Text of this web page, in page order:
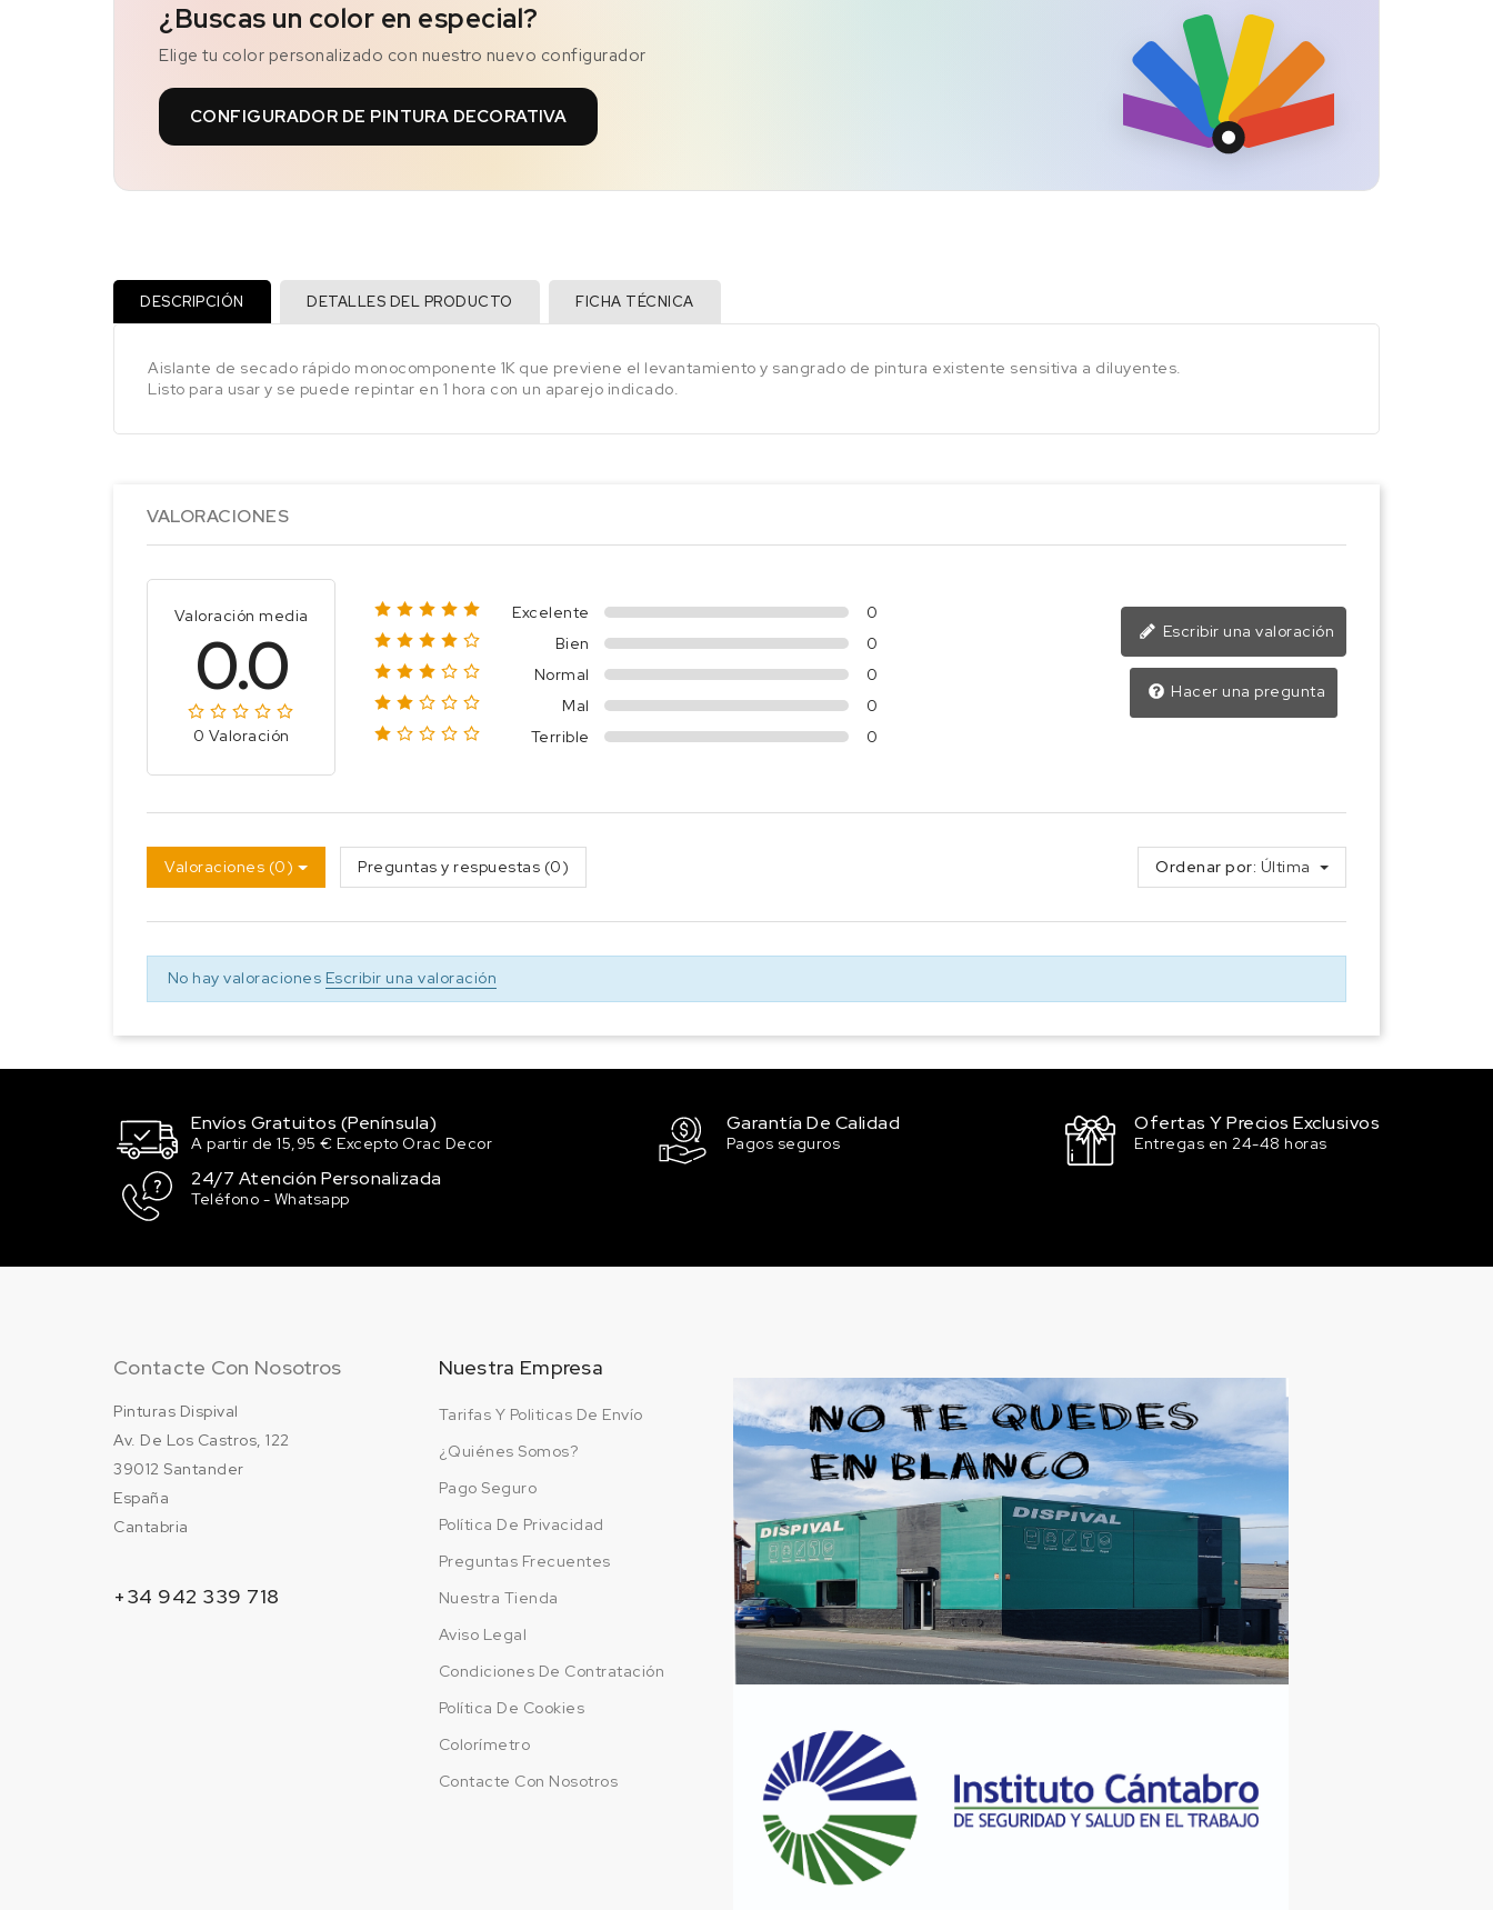
¿Buscas un color en especial?
Elige tu color personalizado con nuestro nuevo configurador
CONFIGURADOR DE PINTURA DECORATIVA
DESCRIPCIÓN DETALLES DEL PRODUCTO FICHA TÉCNICA
Aislante de secado rápido monocomponente 1K que previene el levantamiento y sangrado de pintura existente sensitiva a diluyentes.
Listo para usar y se puede repintar en 1 hora con un aparejo indicado.
VALORACIONES
Valoración media
0.0
0 Valoración
Excelente
0
Bien
0
Normal
0
Mal
0
Terrible
0
Escribir una valoración
Hacer una pregunta
Valoraciones (0) Preguntas y respuestas (0) Ordenar por: Última
No hay valoraciones Escribir una valoración
Envíos Gratuitos (Península)
A partir de 15,95 € Excepto Orac Decor
Garantía De Calidad
Pagos seguros
Ofertas Y Precios Exclusivos
Entregas en 24-48 horas
24/7 Atención Personalizada
Teléfono - Whatsapp
Contacte Con Nosotros
Pinturas Dispival
Av. De Los Castros, 122
39012 Santander
España
Cantabria
+34 942 339 718
Nuestra Empresa
Tarifas Y Politicas De Envío
¿Quiénes Somos?
Pago Seguro
Política De Privacidad
Preguntas Frecuentes
Nuestra Tienda
Aviso Legal
Condiciones De Contratación
Política De Cookies
Colorímetro
Contacte Con Nosotros